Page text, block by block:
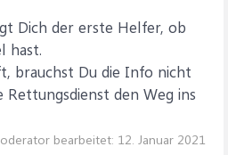
Dich der erste Helfer, ob
hast.
brauchst Du die Info nicht
den Weg ins
bearbeitet: 12. Januar 2021